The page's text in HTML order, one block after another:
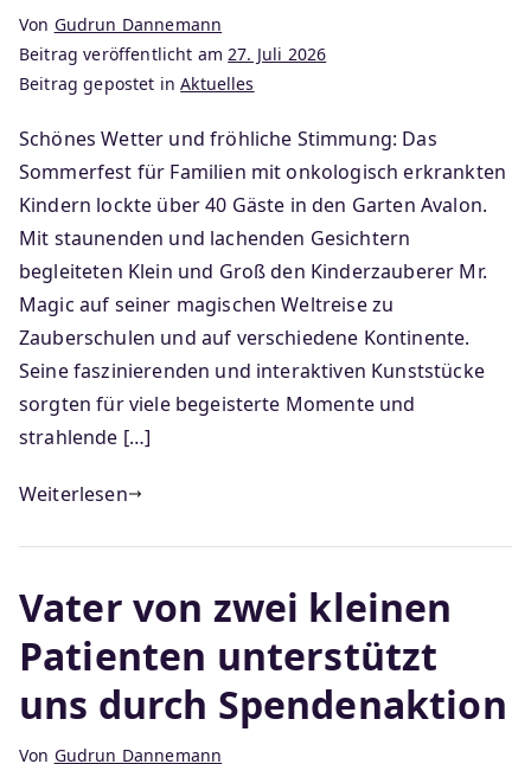
Von Gudrun Dannemann
Beitrag veröffentlicht am27. Juli 2026
Beitrag gepostet inAktuelles
Schönes Wetter und fröhliche Stimmung: Das
Sommerfest für Familien mit onkologisch erkrankten
Kindern lockte über 40 Gäste in den Garten Avalon.
Mit staunenden und lachenden Gesichtern
begleiteten Klein und Groß den Kinderzauberer Mr.
Magic auf seiner magischen Weltreise zu
Zauberschulen und auf verschiedene Kontinente.
Seine faszinierenden und interaktiven Kunststücke
sorgten für viele begeisterte Momente und
strahlende […]
Weiterlesen
Vater von zwei kleinen
Patienten unterstützt
uns durch Spendenaktion
Von Gudrun Dannemann